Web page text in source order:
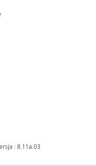
otwiera się w nowym oknie
: 8.11a.03